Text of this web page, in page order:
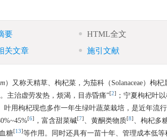
要 HTML全文
关文章
施引文献
）又称天精草、枸杞菜，为茄科（Solanaceae）枸杞
主治虚劳发热，烦渴，目赤昏痛”[2] ；宁夏枸杞叶
叶用枸杞现也多作一年生绿叶蔬菜栽培，是近年流
[6] ，富含甜菜碱[7] 、黄酮类物质[8] 、枸杞多
糖[13]等作用。同时还具有一苗十年、管理成本低